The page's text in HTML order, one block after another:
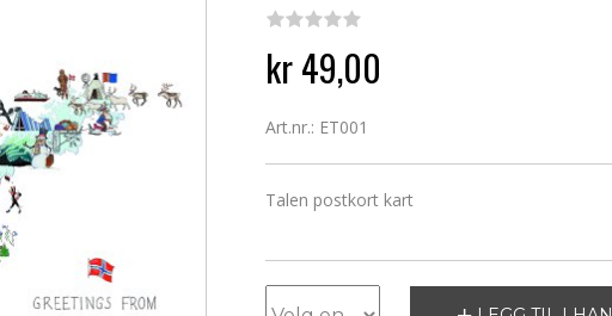
kr 49,00
Art.nr.: ET001
Talen postkort kart